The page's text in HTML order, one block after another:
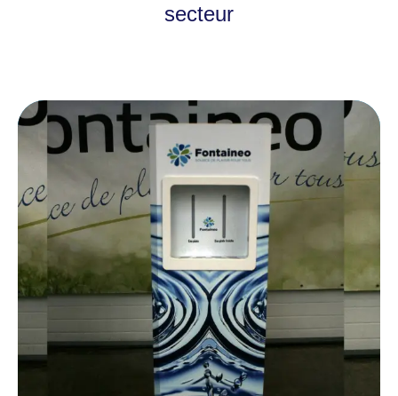
secteur